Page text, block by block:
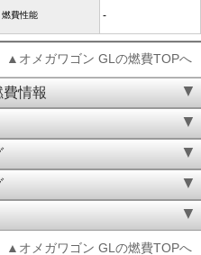
燃費性能 -
▲オメガワゴン GLの燃費TOPへ
情報
▲オメガワゴン GLの燃費TOPへ